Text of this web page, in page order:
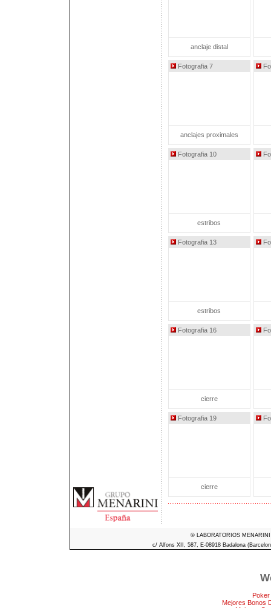
anclaje distal
Fotografia 7
anclajes proximales
Fotografia 10
estribos
Fotografia 13
estribos
Fotografia 16
cierre
Fotografia 19
cierre
© LABORATORIOS
c/ Alfons XII, 587, E-08918 Badalona
Mejores Bonos